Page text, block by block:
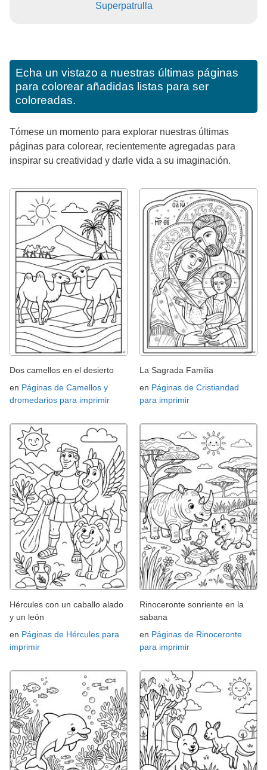
Superpatrulla
Echa un vistazo a nuestras últimas páginas
para colorear añadidas listas para ser
coloreadas.
Tómese un momento para explorar nuestras últimas
páginas para colorear, recientemente agregadas para
inspirar su creatividad y darle vida a su imaginación.
Dos camellos en el desierto
en Páginas de Camellos y
dromedarios para imprimir
La Sagrada Familia
en Páginas de Cristiandad
para imprimir
Hércules con un caballo alado
y un león
en Páginas de Hércules para
imprimir
Rinoceronte sonriente en la
sabana
en Páginas de Rinoceronte
para imprimir